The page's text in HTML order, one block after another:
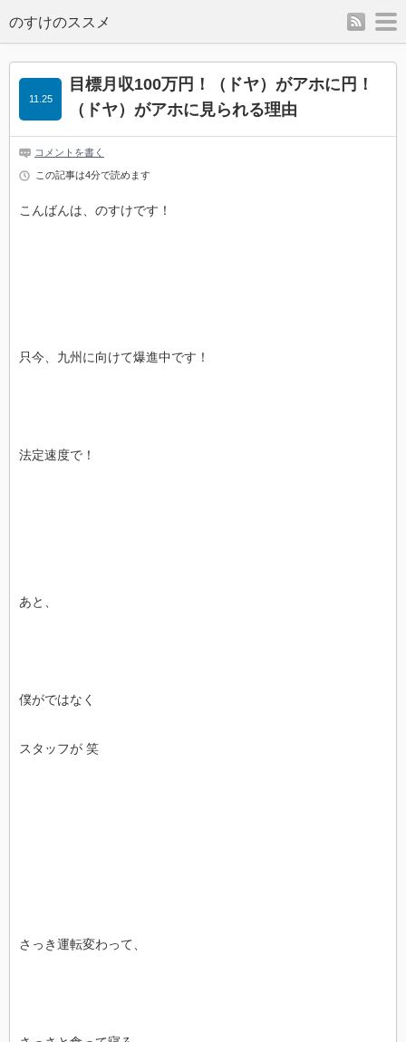
のすけのススメ rss
目標月収100万円！（ドヤ）がアホに円！
（ドヤ）がアホに見られる理由
11.25
コメントを書く
この記事は4分で読めます
こんばんは、のすけです！
只今、九州に向けて爆進中です！
法定速度で！
あと、
僕がではなく
スタッフが 笑
さっき運転変わって、